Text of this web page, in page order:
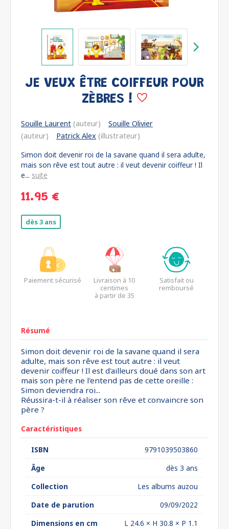
JE VEUX ÊTRE COIFFEUR POUR
ZÈBRES !
Souille Laurent (auteur)
Souille Olivier
(auteur)
Patrick Alex (illustrateur)
Simon doit devenir roi de la savane quand il sera adulte,
mais son rêve est tout autre : il veut devenir coiffeur ! Il
e... suite
11.95 €
dès 3 ans
Paiement sécurisé
Livraison à 10
centimes
à partir de 35
Satisfait ou
remboursé
Résumé
Simon doit devenir roi de la savane quand il sera
adulte, mais son rêve est tout autre : il veut
devenir coiffeur ! Il est d'ailleurs doué dans son art
mais son père ne l'entend pas de cette oreille :
Simon deviendra roi...
Réussira-t-il à réaliser son rêve et convaincre son
père ?
Caractéristiques
ISBN
9791039503860
Âge
dès 3 ans
Collection
Les albums auzou
Date de parution
09/09/2022
Dimensions en cm
L 24.6 × H 30.8 × P 1.1